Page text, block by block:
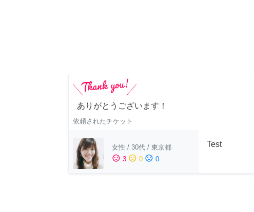
ありがとうございます！
依頼されたチケット
女性 / 30代 / 東京都
sentiment_satisfied 3 sentiment_neutral 0 sentiment_dissatisfied 0
Test